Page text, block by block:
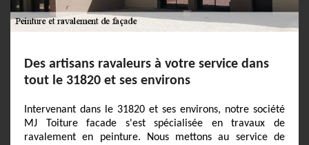
Des artisans ravaleurs à votre service dans
tout le 31820 et ses environs
Intervenant dans le 31820 et ses environs, notre société
MJ Toiture facade s'est spécialisée en travaux de
ravalement en peinture. Nous mettons au service de